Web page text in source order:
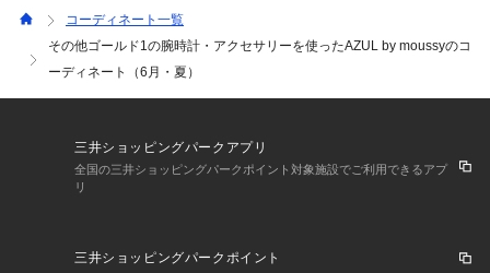
コーディネート一覧
その他ゴールド1の腕時計・アクセサリーを使ったAZUL by moussyのコ
ーディネート（6月・夏）
三井ショッピングパークアプリ
全国の三井ショッピングパークポイント対象施設でご利用できるアプ
リ
三井ショッピングパークポイント